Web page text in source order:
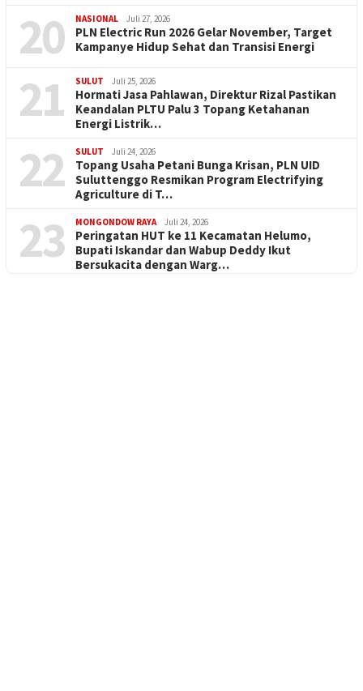
20 NASIONAL Juli 27, 2026
PLN Electric Run 2026 Gelar November, Target
Kampanye Hidup Sehat dan Transisi Energi
21 SULUT Juli 25, 2026
Hormati Jasa Pahlawan, Direktur Rizal Pastikan
Keandalan PLTU Palu 3 Topang Ketahanan
Energi Listrik…
22 SULUT Juli 24, 2026
Topang Usaha Petani Bunga Krisan, PLN UID
Suluttenggo Resmikan Program Electrifying
Agriculture di T…
23 MONGONDOW RAYA Juli 24, 2026
Peringatan HUT ke 11 Kecamatan Helumo,
Bupati Iskandar dan Wabup Deddy Ikut
Bersukacita dengan Warg…